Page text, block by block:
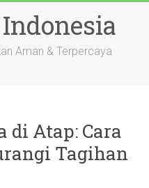
Aman & Terpercaya
di Atap: Cara
Tagihan